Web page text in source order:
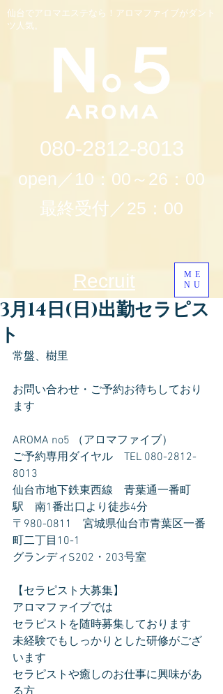
仙台でアロマエステなら！アロマファイブがダント
ツ人気。
080-2812-8013
open／10：00～26：00
最終受付／25：00
ME
NU
Recruit
3月14日(日)出勤セラピス
ト
常盤、樹里
お問い合わせ・ご予約お待ちしており
ます
AROMA no5 （アロマファイブ）
ご予約専用ダイヤル　TEL 080-2812-
8013
仙台市地下鉄東西線　青葉通一番町
駅　南1番出口より徒歩4分
〒980-0811　宮城県仙台市青葉区一番
町二丁目10-1
グランディS202・203号室
【セラピスト大募集】
アロマファイブでは
セラピストを随時募集しております
未経験でもしっかりとした研修がござ
います
セラピストや癒しのお仕事に興味があ